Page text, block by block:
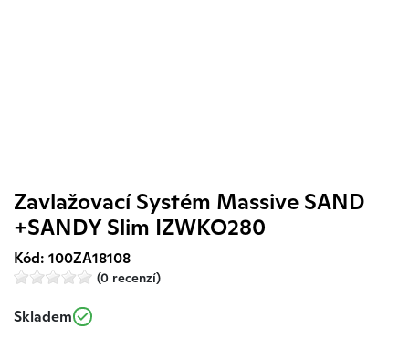
Zavlažovací Systém Massive SAND
+SANDY Slim IZWKO280
Kód: 100ZA18108
(0 recenzí)
Skladem